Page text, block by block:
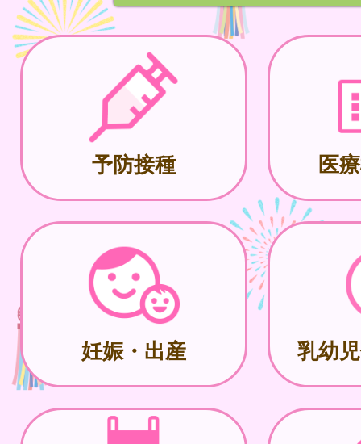
予防接種 医
妊娠・出産 乳幼